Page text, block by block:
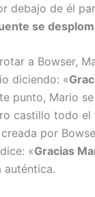
debajo de él
se
a Bowser,
diciendo: «
punto, Mario
castillo todo
por
«Gracias
auténtica.